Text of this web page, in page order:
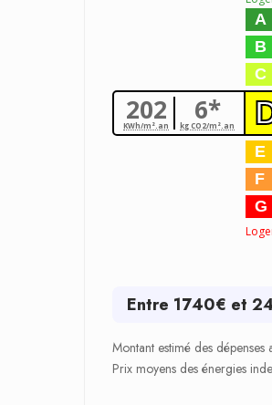
202
KWh/m².an 6*
kg CO2/m².an
A
B
C
E
F
G
Entre 1740€ et
Montant estimé des
Prix moyens des énergies